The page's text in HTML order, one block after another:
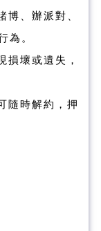
博、辦派對、
為。
損壞或遺失，
隨時解約，押